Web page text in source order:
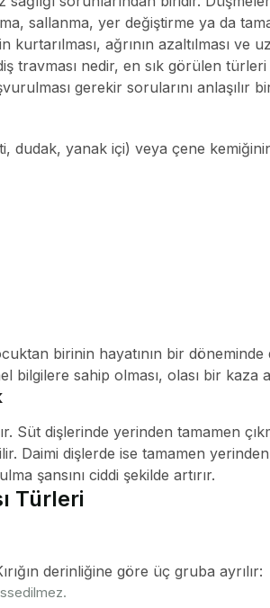
sallanma, yer değiştirme ya da
kurtarılması, ağrının azaltılması
travması nedir, en sık görülen
gerekir sorularını anlaşılır
dudak, yanak içi) veya çene
birinin hayatının bir döneminde
sahip olması, olası bir kaza
Süt dişlerinde yerinden tamamen
Daimi dişlerde ise tamamen
şansını ciddi şekilde artırır.
Türleri
derinliğine göre üç gruba ayrılır: